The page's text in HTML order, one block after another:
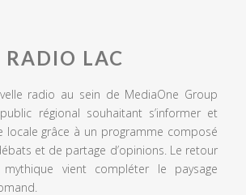
RADIO LAC
radio au sein de MediaOne Group
régional souhaitant s’informer et
locale grâce à un programme composé
et de partage d’opinions. Le retour
vient compléter le paysage